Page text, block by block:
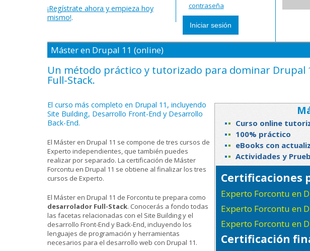
¡Regístrate ahora y empieza hoy
mismo!.
contraseña
Máster en Drupal 11 (online)
Un método práctico y tutorizado para dominar
Full-Stack.
Curso online
100% práctico
eBooks con
Actividades y
Certificaciones
Experto Forcontu en
Experto Forcontu en
Experto Forcontu en
Certificación
El curso más completo en Drupal 11, incluyendo
Site Building, Desarrollo Front-End y Desarrollo
Back-End.
El Máster en Drupal 11 se compone de tres cursos de
Experto independientes, que también puedes
realizar por separado. La certificación de Máster
Forcontu en Drupal 11 se obtiene al finalizar los tres
cursos de Experto.
El Máster en Drupal 11 de Forcontu te prepara como
desarrolador Full-Stack. Conocerás a fondo todas
las facetas relacionadas con el Site Building y el
desarrollo Front-End y Back-End, incluyendo los
lenguajes de programación y herramientas
necesarios para el desarrollo web con Drupal 11.